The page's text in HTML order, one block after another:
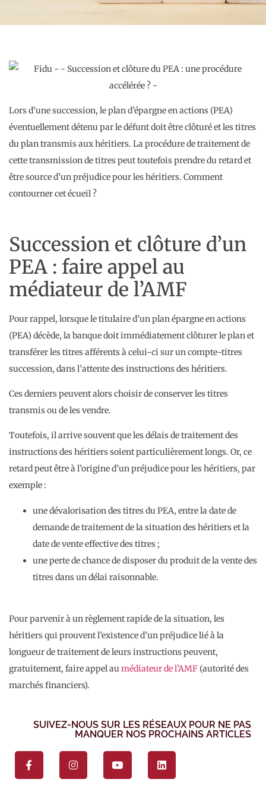
Lors d’une succession, le plan d’épargne en actions (PEA)
éventuellement détenu par le défunt doit être clôturé et les titres
du plan transmis aux héritiers. La procédure de traitement de
cette transmission de titres peut toutefois prendre du retard et
être source d’un préjudice pour les héritiers. Comment
contourner cet écueil ?
Succession et clôture d’un
PEA : faire appel au
médiateur de l’AMF
Pour rappel, lorsque le titulaire d’un plan épargne en actions
(PEA) décède, la banque doit immédiatement clôturer le plan et
transférer les titres afférents à celui-ci sur un compte-titres
succession, dans l’attente des instructions des héritiers.
Ces derniers peuvent alors choisir de conserver les titres
transmis ou de les vendre.
Toutefois, il arrive souvent que les délais de traitement des
instructions des héritiers soient particulièrement longs. Or, ce
retard peut être à l’origine d’un préjudice pour les héritiers, par
exemple :
une dévalorisation des titres du PEA, entre la date de
demande de traitement de la situation des héritiers et la
date de vente effective des titres ;
une perte de chance de disposer du produit de la vente des
titres dans un délai raisonnable.
Pour parvenir à un règlement rapide de la situation, les
héritiers qui prouvent l’existence d’un préjudice lié à la
longueur de traitement de leurs instructions peuvent,
gratuitement, faire appel aumédiateur de l’AMF (autorité des
marchés financiers).
SUIVEZ-NOUS SUR LES RÉSEAUX POUR NE PAS
MANQUER NOS PROCHAINS ARTICLES